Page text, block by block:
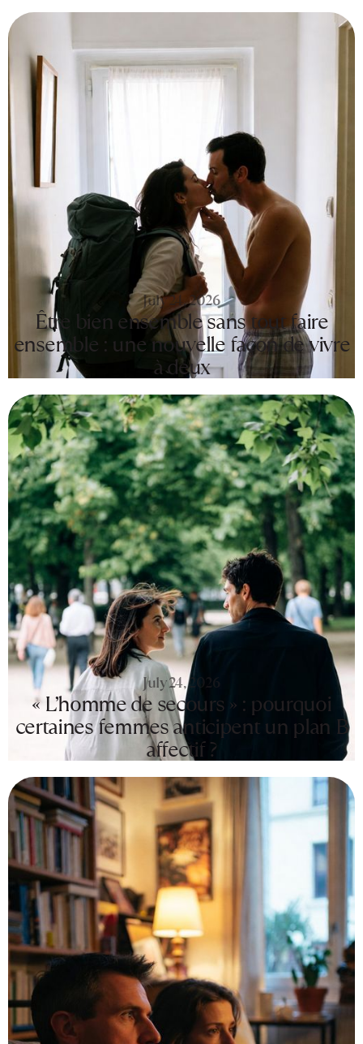
July 24, 2026
Être bien ensemble sans tout faire
ensemble : une nouvelle façon de vivre
à deux
July 24, 2026
« L’homme de secours » : pourquoi
certaines femmes anticipent un plan B
affectif ?